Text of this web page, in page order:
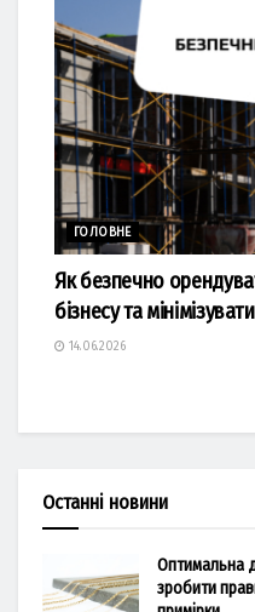
ГОЛОВНЕ
Як безпечно
бізнесу та
14.06.2026
Останні новини
Оптимальна
зробити